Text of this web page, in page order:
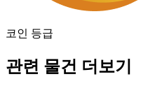
코인 등급
관련 물건 더보기